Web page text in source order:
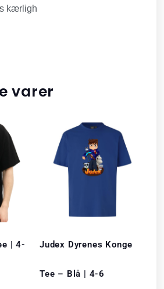
kærligh
varer
| 4- Judex Dyrenes Konge
Tee – Blå | 4-6